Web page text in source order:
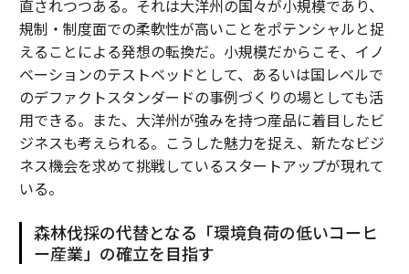
直されつつある。それは大洋州の国々が小規模であり、
規制・制度面での柔軟性が高いことをポテンシャルと捉
えることによる発想の転換だ。小規模だからこそ、イノ
ベーションのテストベッドとして、あるいは国レベルで
のデファクトスタンダードの事例づくりの場としても活
用できる。また、大洋州が強みを持つ産品に着目したビ
ジネスも考えられる。こうした魅力を捉え、新たなビジ
ネス機会を求めて挑戦しているスタートアップが現れて
いる。
森林伐採の代替となる「環境負荷の低いコーヒ
ー産業」の確立を目指す